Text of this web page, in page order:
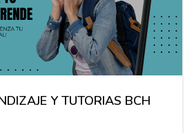
Y TUTORIAS BCH